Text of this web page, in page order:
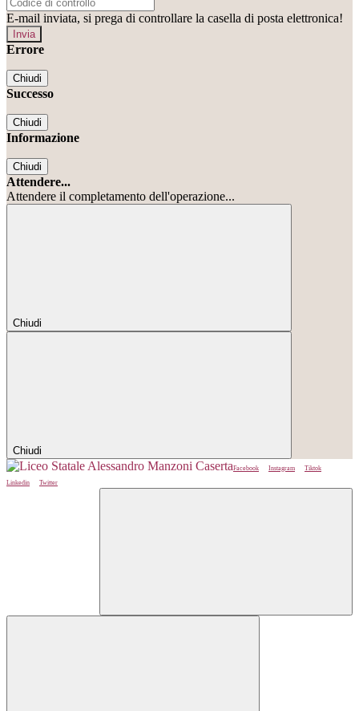
E-mail inviata, si prega di controllare la casella di posta elettronica!
Errore
Chiudi
Successo
Chiudi
Informazione
Chiudi
Attendere...
Attendere il completamento dell'operazione...
Chiudi
Chiudi
Facebook Instagram
Tiktok
Linkedin
Twitter